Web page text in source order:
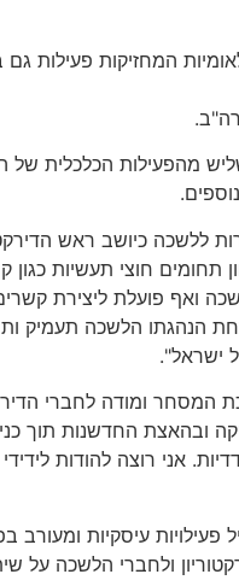
המחזיקות פעילות
שמהוות כשליש
כיושב ראש
חוצי תעשיות כגון
ואף פועלת ליצירת
הלשכה תעמיק
ישראל".
ומודה לחברי
ובהאצת החדשנות תוך
אני רוצה להודות לידידי
עיסקיות ומעורב